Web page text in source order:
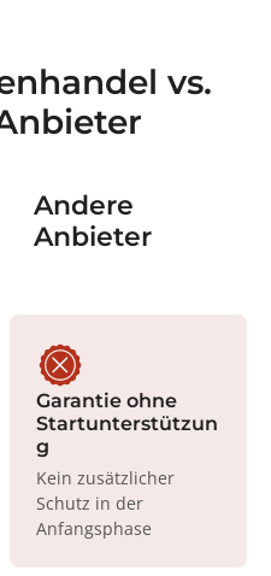
vs.
Andere
Anbieter
Garantie ohne
Startunterstützun
g
Kein zusätzlicher
Schutz in der
Anfangsphase